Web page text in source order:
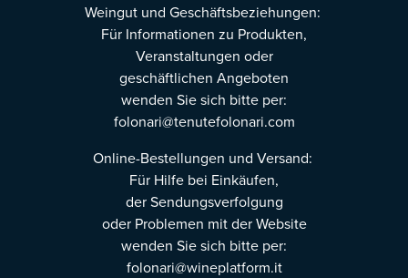
Weingut und Geschäftsbeziehungen:
Für Informationen zu Produkten,
Veranstaltungen oder
geschäftlichen Angeboten
wenden Sie sich bitte per:
folonari@tenutefolonari.com
Online-Bestellungen und Versand:
Für Hilfe bei Einkäufen,
der Sendungsverfolgung
oder Problemen mit der Website
wenden Sie sich bitte per:
folonari@wineplatform.it